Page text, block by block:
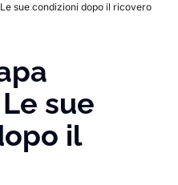
sue condizioni dopo il ricovero
sue
il